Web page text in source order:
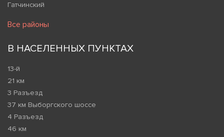
Гатчинский
Все районы
В НАСЕЛЕННЫХ ПУНКТАХ
13-й
21 км
3 Разъезд
37 км Выборгского шоссе
4 Разъезд
46 км